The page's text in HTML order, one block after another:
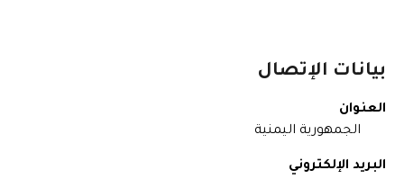
بيانات الإتصال
العنوان
الجمهورية اليمنية
البريد الإلكتروني